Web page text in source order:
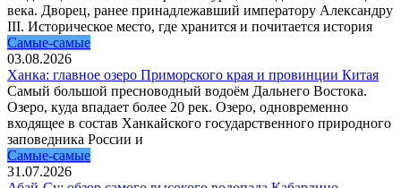
века. Дворец, ранее принадлежавший императору Александру
III. Историческое место, где хранится и почитается история
Самые-самые
03.08.2026
Ханка: главное озеро Приморского края и провинции Китая
Самый большой пресноводный водоём Дальнего Востока.
Озеро, куда впадает более 20 рек. Озеро, одновременно
входящее в состав Ханкайского государственного природного
заповедника России и
Самые-самые
31.07.2026